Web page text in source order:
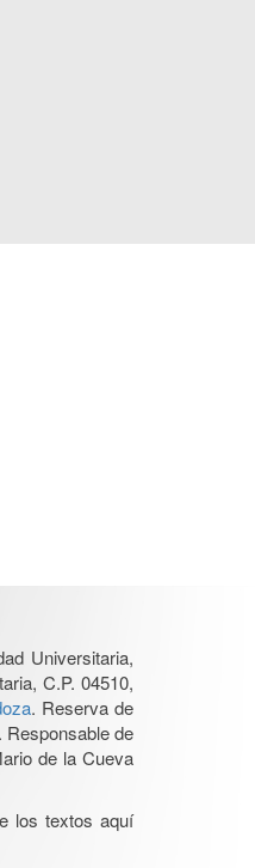
Universitaria,
C.P. 04510,
. Reserva de
Responsable de
de la Cueva
los textos aquí